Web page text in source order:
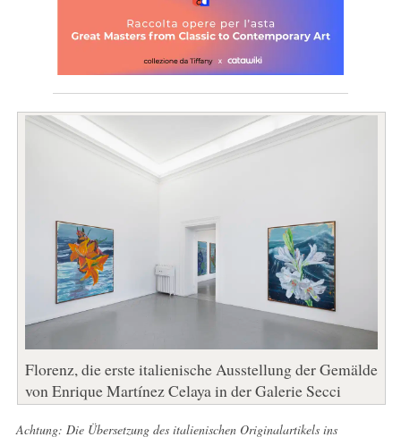
Florenz, die erste italienische Ausstellung der Gemälde
von Enrique Martínez Celaya in der Galerie Secci
Achtung: Die Übersetzung des italienischen Originalartikels ins